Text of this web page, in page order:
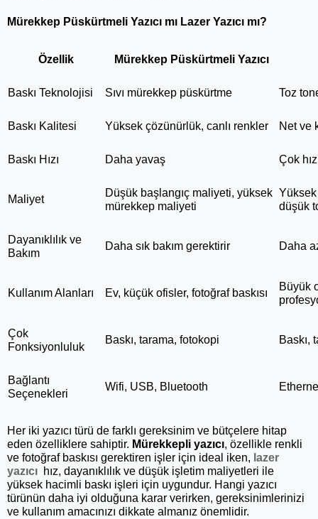
Mürekkep Püskürtmeli Yazıcı mı Lazer Yazıcı mı?
Özellik Mürekkep Püskürtmeli Yazıcı
Baskı Teknolojisi Sıvı mürekkep püskürtme Toz
Baskı Kalitesi Yüksek çözünürlük, canlı renkler Net ve
Baskı Hızı Daha yavaş Çok
Maliyet
Düşük başlangıç maliyeti, yüksek
mürekkep maliyeti
düşük
Dayanıklılık ve
Bakım
Daha sık bakım gerektirir Daha
Kullanım Alanları Ev, küçük ofisler, fotoğraf baskısı
Büyük
Çok
Fonksiyonluluk
Baskı, tarama, fotokopi Baskı,
Bağlantı
Seçenekleri
Wifi, USB, Bluetooth
Her iki yazıcı türü de farklı gereksinim ve bütçelere hitap
eden özelliklere sahiptir. Mürekkepli yazıcı, özellikle renkli
ve fotoğraf baskısı gerektiren işler için ideal iken, lazer
yazıcı hız, dayanıklılık ve düşük işletim maliyetleri ile
yüksek hacimli baskı işleri için uygundur. Hangi yazıcı
türünün daha iyi olduğuna karar verirken, gereksinimlerinizi
ve kullanım amacınızı dikkate almanız önemlidir.